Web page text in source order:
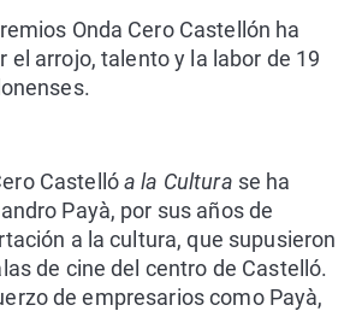
Onda Cero Castellón ha
el arrojo, talento y la labor de 19
Castellóa la Cultura se ha
Payà, por sus años de
a la cultura, que supusieron
de cine del centro de Castelló.
de empresarios como Payà,